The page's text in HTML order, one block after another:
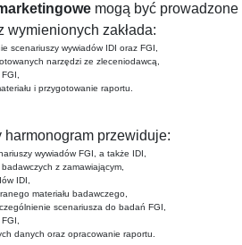
mogą być
wymienionych zakłada:
scenariuszy wywiadów IDI oraz FGI,
narzędzi ze zleceniodawcą,
i przygotowanie raportu.
harmonogram przewiduje:
wywiadów FGI, a także IDI,
z zamawiającym,
IDI,
materiału badawczego,
scenariusza do badań FGI,
danych oraz opracowanie raportu.